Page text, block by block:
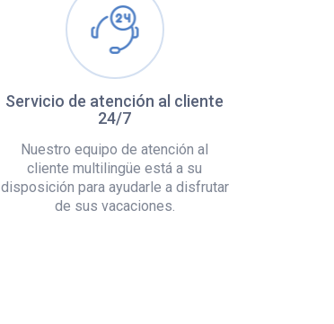
Servicio de atención al cliente
24/7
Nuestro equipo de atención al
cliente multilingüe está a su
disposición para ayudarle a disfrutar
de sus vacaciones.